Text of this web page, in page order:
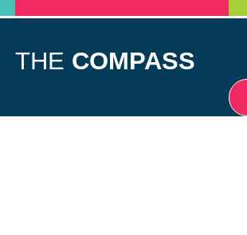
THE COMPASS